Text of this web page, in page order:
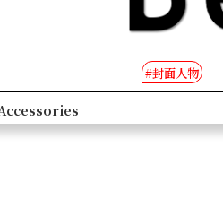
#封面人物